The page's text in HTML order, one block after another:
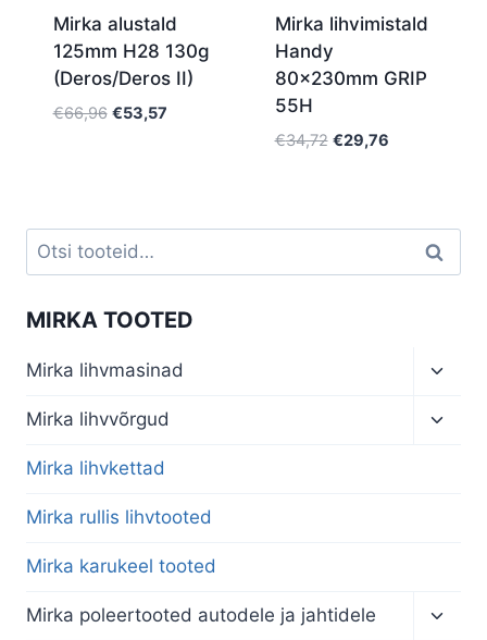
Mirka alustald
125mm H28 130g
(Deros/Deros II)
€66,96 Algne
€53,57Current
Mirka lihvimistald
Handy
80x230mm GRIP
55H
€34,72 Algne
€29,76Current
Otsi: Otsi
MIRKA TOOTED
Mirka lihvmasinad
menu
Mirka lihvvõrgud
Mirka lihvkettad
Mirka rullis lihvtooted
Mirka karukeel tooted
Mirka poleertooted autodele ja jahtidele